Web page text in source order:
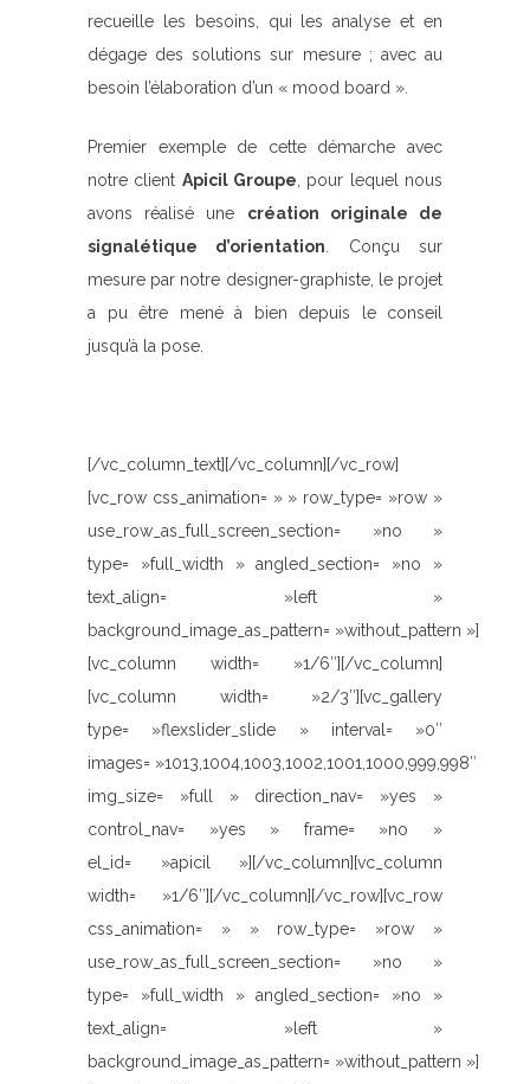
recueille les besoins, qui les analyse et en
dégage des solutions sur mesure ; avec au
besoin l’élaboration d’un « mood board ».
Premier exemple de cette démarche avec
notre client Apicil Groupe, pour lequel nous
avons réalisé une création originale de
signalétique d’orientation. Conçu sur
mesure par notre designer-graphiste, le projet
a pu être mené à bien depuis le conseil
jusqu’à la pose.
[/vc_column_text][/vc_column][/vc_row]
[vc_row css_animation= » » row_type= »row »
use_row_as_full_screen_section= »no »
type= »full_width » angled_section= »no »
text_align= »left »
background_image_as_pattern= »without_pattern »]
[vc_column width= »1/6″][/vc_column]
[vc_column width= »2/3″][vc_gallery
type= »flexslider_slide » interval= »0″
images= »1013,1004,1003,1002,1001,1000,999,998″
img_size= »full » direction_nav= »yes »
control_nav= »yes » frame= »no »
el_id= »apicil »][/vc_column][vc_column
width= »1/6″][/vc_column][/vc_row][vc_row
css_animation= » » row_type= »row »
use_row_as_full_screen_section= »no »
type= »full_width » angled_section= »no »
text_align= »left »
background_image_as_pattern= »without_pattern »]